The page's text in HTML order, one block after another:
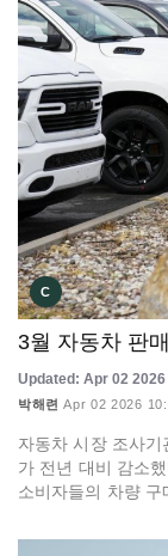
C
3월 자동차 판
Updated: Apr 02 2026
박해련 Apr 02 2026
자동차 시장 조사
가 전년 대비 감소
소비자들의 차량 구